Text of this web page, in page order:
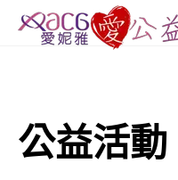
公益活動